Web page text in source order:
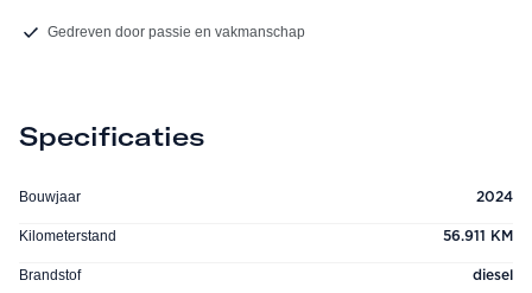
Gedreven door passie en vakmanschap
Specificaties
Bouwjaar 2024
Kilometerstand 56.911 KM
Brandstof diesel